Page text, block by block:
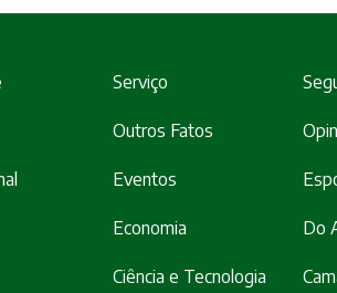
Serviço
Outros Fatos
Eventos
Economia Do
Ciência e Tecnologia